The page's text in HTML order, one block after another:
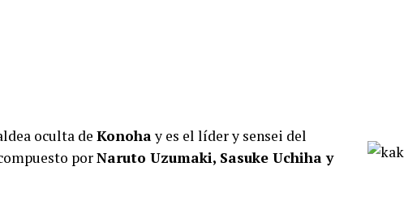
oculta de Konohay es el líder y sensei del
porNaruto Uzumaki, Sasuke Uchiha y